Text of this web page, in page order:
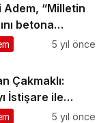
Adem, “Milletin
betona
5 yıl önce
Çakmaklı:
İstişare ile
5 yıl önce